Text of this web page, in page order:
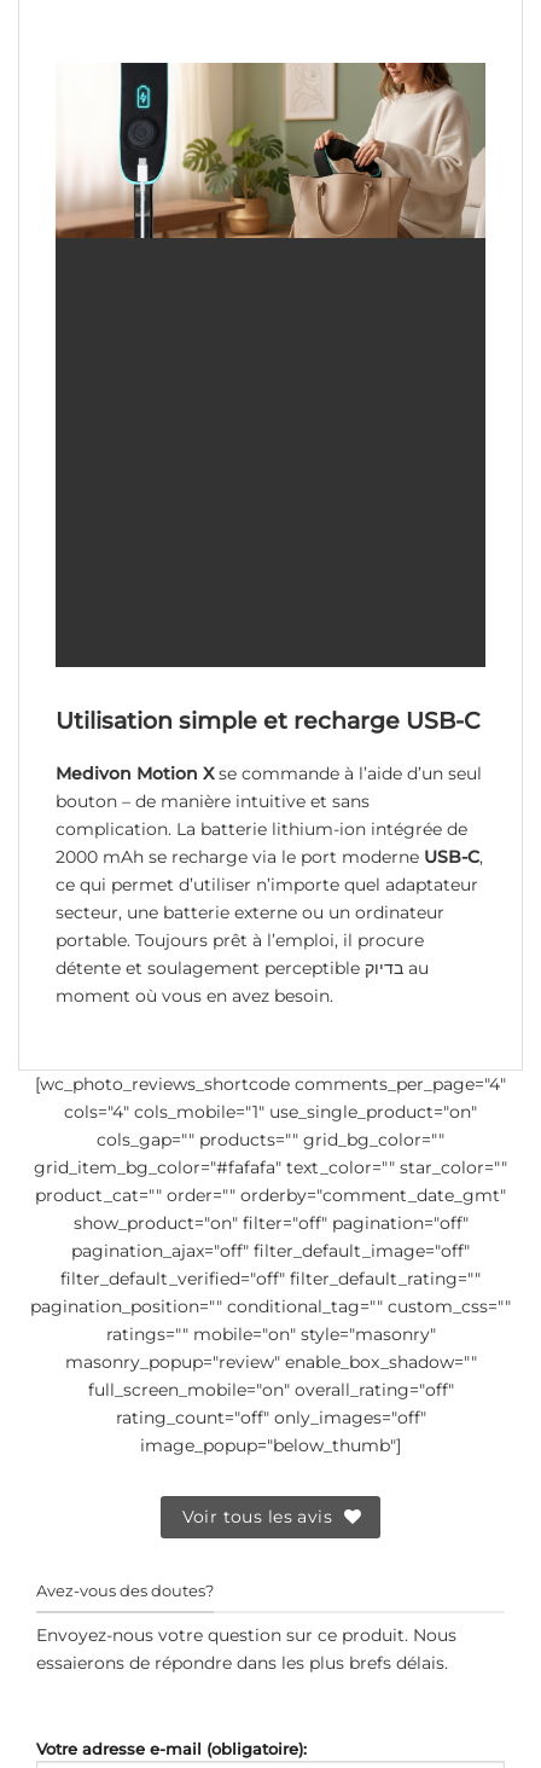
Utilisation simple et recharge USB-C
Medivon Motion Xse commande à l’aide d’un seul
bouton – de manière intuitive et sans
complication. La batterie lithium-ion intégrée de
2000 mAh se recharge via le port moderne USB-C,
ce qui permet d’utiliser n’importe quel adaptateur
secteur, une batterie externe ou un ordinateur
portable. Toujours prêt à l’emploi, il procure
détente et soulagement perceptible בדיוק au
moment où vous en avez besoin.
[wc_photo_reviews_shortcode comments_per_page="4"
cols="4" cols_mobile="1" use_single_product="on"
cols_gap="" products="" grid_bg_color=""
grid_item_bg_color="#fafafa" text_color="" star_color=""
product_cat="" order="" orderby="comment_date_gmt"
show_product="on" filter="off" pagination="off"
pagination_ajax="off" filter_default_image="off"
filter_default_verified="off" filter_default_rating=""
pagination_position="" conditional_tag="" custom_css=""
ratings="" mobile="on" style="masonry"
masonry_popup="review" enable_box_shadow=""
full_screen_mobile="on" overall_rating="off"
rating_count="off" only_images="off"
image_popup="below_thumb"]
Voir tous les avis
Avez-vous des doutes?
Envoyez-nous votre question sur ce produit. Nous
essaierons de répondre dans les plus brefs délais.
Votre adresse e-mail (obligatoire):